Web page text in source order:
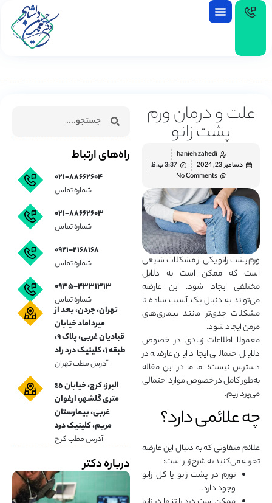
EN
علت و درمان ورم
پشت زانو
hanieh zahedi
دسامبر 23, 2024
3:37 ب.ظ
No Comments
ورم پشت زانو یکی از مشکلات شایعی
است که ممکن است به دلایل
مختلفی ایجاد شود. این عارضه
می‌تواند به دنبال یک آسیب ساده تا
مشکلات جدی‌تر مانند بیماری‌های
مزمن ایجاد شود.
معمولا اطلاعات زیادی در خصوص
دلایل احتمالی ایجاد این عارضه در
دسترس نیست؛ اما ما در این مقاله
به‌طور کامل در خصوص موارد احتمالی
می‌پردازیم.
چه علائمی دارد؟
علائم متفاوتی که به دنبال این عارضه
تجربه می‌کنید به شرح زیر است:
تورم در پشت زانو یا کل زانو
وجود دارد.
راه‌های ارتباط
۰۲۱-۸۸۶۶۲۶۰۴
شماره تماس
۰۲۱-۸۸۶۶۲۶۰۳
شماره تماس
۰۹۲۱-۲۱۶۸۱۶۸
شماره تماس
۰۹۳۵-۴۳۳۱۳۱۳
شماره تماس
تهران، جردن، بعد از
میرداماد خیابان
قبادیان غربی، پلاک ۹،
طبقه ۱، کلینیک درد راد
آدرس مطب تهران
البرز، کرج، خیابان ٤٥
متری گلشهر، ارغوان
غربی، بیمارستان
مریم، کلینیک درد
آدرس مطب کرج
درباره دکتر